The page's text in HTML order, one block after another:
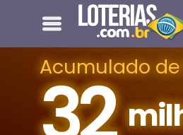
Acumulado de